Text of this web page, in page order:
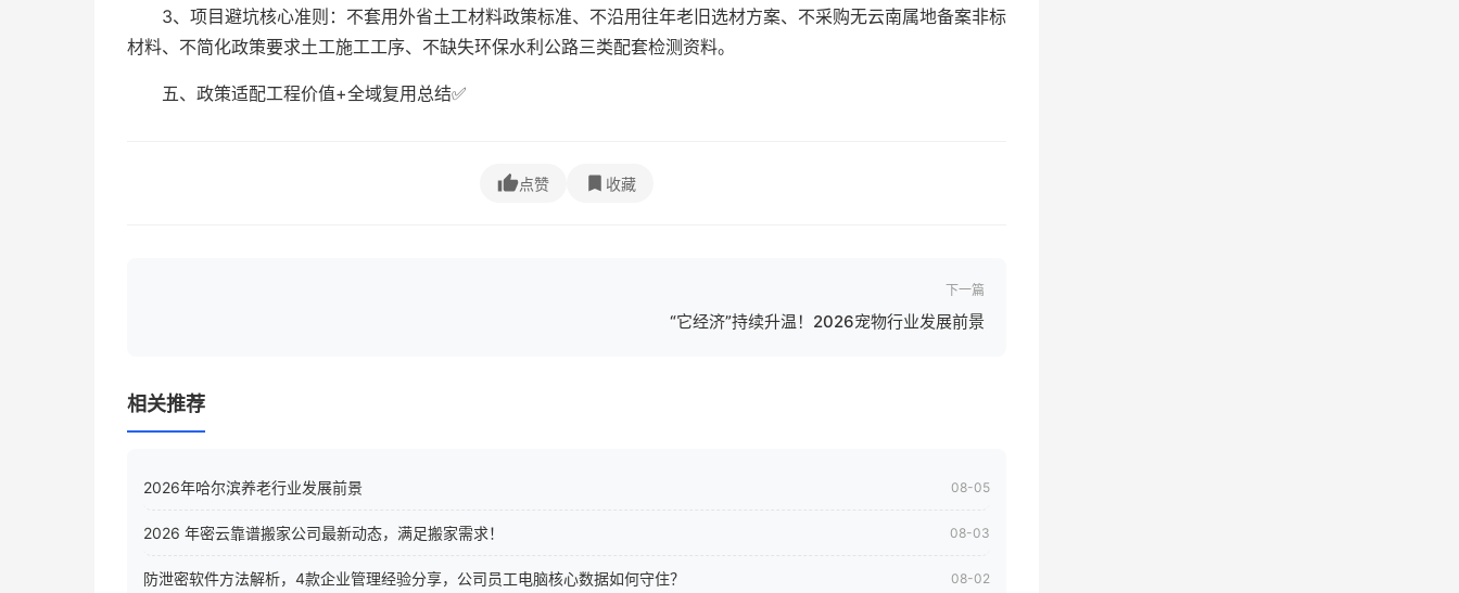
3、项目避坑核心准则：不套用外省土工材料政策标准、不沿用往年老旧选材方案、不采购无云南属地备案非标
材料、不简化政策要求土工施工工序、不缺失环保水利公路三类配套检测资料。
五、政策适配工程价值+全域复用总结✅
点赞 收藏
下一篇
“它经济”持续升温！2026宠物行业发展前景
相关推荐
2026年哈尔滨养老行业发展前景 08-05
2026 年密云靠谱搬家公司最新动态，满足搬家需求！ 08-03
防泄密软件方法解析，4款企业管理经验分享，公司员工电脑核心数据如何守住？ 08-02